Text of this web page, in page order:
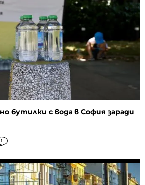
бутилки с вода в София заради
1